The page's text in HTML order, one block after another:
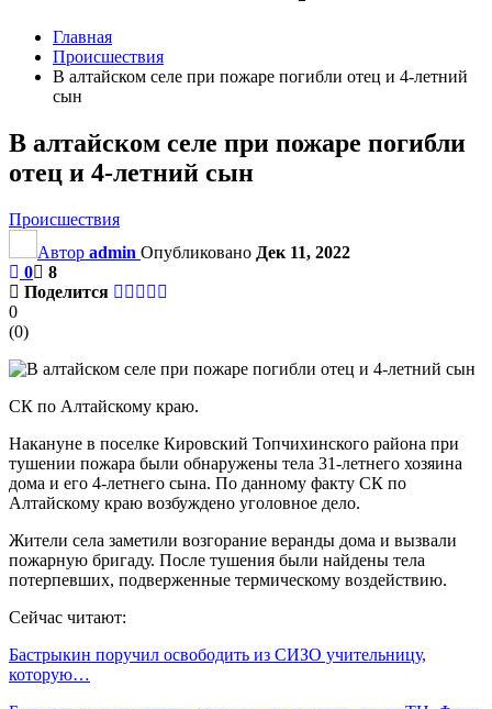
Главная
Происшествия
В алтайском селе при пожаре погибли отец и 4-летний
сын
В алтайском селе при пожаре погибли
отец и 4-летний сын
Происшествия
Автор admin Опубликовано Дек 11, 2022
0
8
Поделится
0
(0)
СК по Алтайскому краю.
Накануне в поселке Кировский Топчихинского района при
тушении пожара были обнаружены тела 31-летнего хозяина
дома и его 4-летнего сына. По данному факту СК по
Алтайскому краю возбуждено уголовное дело.
Жители села заметили возгорание веранды дома и вызвали
пожарную бригаду. После тушения были найдены тела
потерпевших, подверженные термическому воздействию.
Сейчас читают:
Бастрыкин поручил освободить из СИЗО учительницу,
которую…